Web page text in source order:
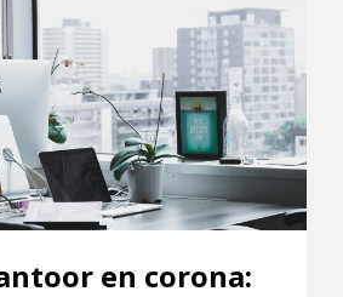
en corona: